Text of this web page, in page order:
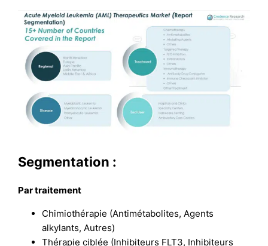
Segmentation :
Par traitement
Chimiothérapie (Antimétabolites, Agents
alkylants, Autres)
Thérapie ciblée (Inhibiteurs FLT3, Inhibiteurs